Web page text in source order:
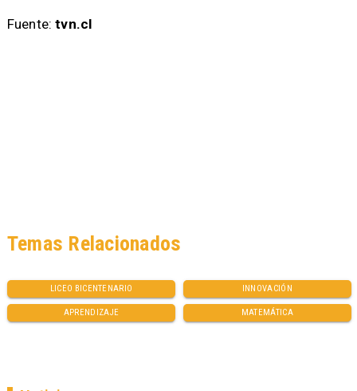
Fuente:tvn.cl
LICEO BICENTENARIO INNOVACIÓN
APRENDIZAJE MATEMÁTICA
Temas Relacionados